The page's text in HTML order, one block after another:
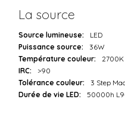
La source
Source lumineuse:
LED
Puissance source:
36W
Température couleur:
2700K
IRC:
>90
Tolérance couleur:
3 Step
Durée de vie LED:
50000h